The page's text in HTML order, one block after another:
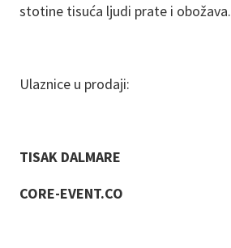
stotine tisuća ljudi prate i obožava.
Ulaznice u prodaji:
TISAK DALMARE
CORE-EVENT.CO